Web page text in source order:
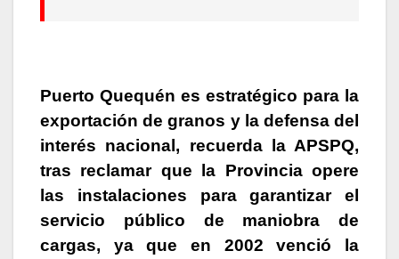
Puerto Quequén es estratégico para la
exportación de granos y la defensa del
interés nacional, recuerda la APSPQ,
tras reclamar que la Provincia opere
las instalaciones para garantizar el
servicio público de maniobra de
cargas, ya que en 2002 venció la